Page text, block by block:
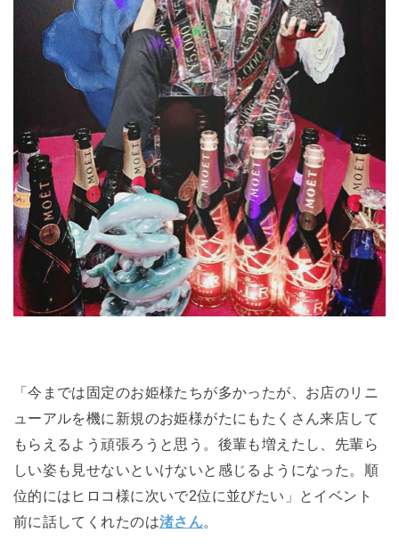
「今までは固定のお姫様たちが多かったが、お店のリニ
ューアルを機に新規のお姫様がたにもたくさん来店して
もらえるよう頑張ろうと思う。後輩も増えたし、先輩ら
しい姿も見せないといけないと感じるようになった。順
位的にはヒロコ様に次いで2位に並びたい」とイベント
前に話してくれたのは渚さん。